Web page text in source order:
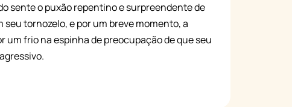
sente o puxão repentino e surpreendente de
tornozelo, e por um breve momento, a
frio na espinha de preocupação de que seu